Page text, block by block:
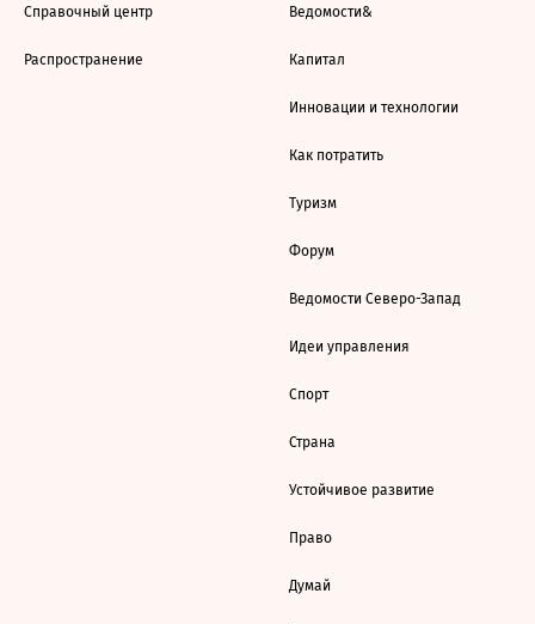
Справочный центр
Распространение
Ведомости&
Капитал
Инновации и технологии
Как потратить
Туризм
Форум
Ведомости Северо-Запад
Идеи управления
Спорт
Страна
Устойчивое развитие
Право
Думай